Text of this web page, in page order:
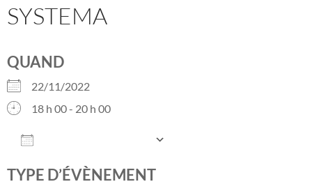
SYSTEMA
QUAND
22/11/2022
18 h 00 - 20 h 00
TYPE D’ÉVÈNEMENT